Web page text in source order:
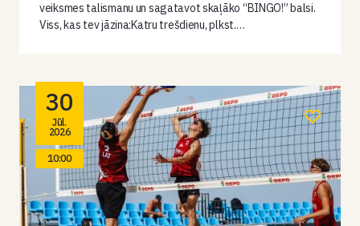
veiksmes talismanu un sagatavot skaļāko “BINGO!” balsi.
Viss, kas tev jāzina:Katru trešdienu, plkst.…
30
Jūl.
2026
10:00